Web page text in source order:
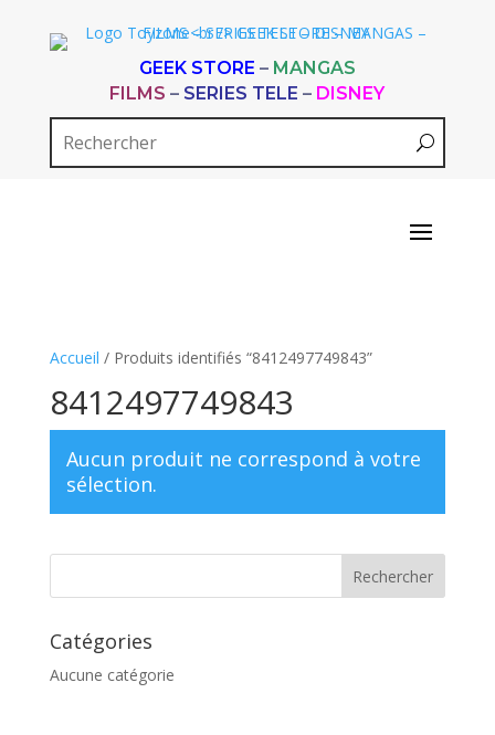
GEEK STORE – MANGAS
FILMS – SERIES TELE – DISNEY
Accueil / Produits identifiés “8412497749843”
8412497749843
Aucun produit ne correspond à votre
sélection.
Catégories
Aucune catégorie